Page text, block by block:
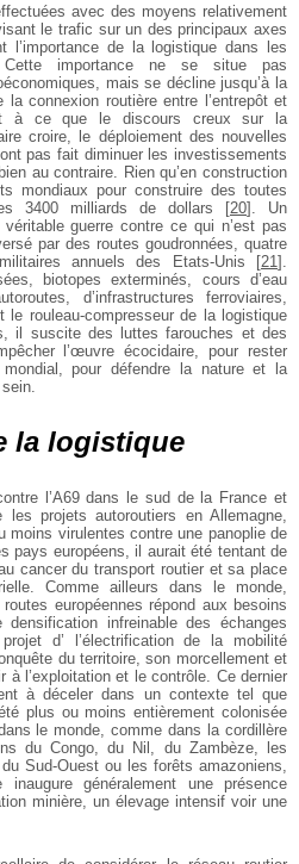
avec des moyens relativement
le trafic sur un des principaux axes
l’importance de la logistique dans les
Cette importance ne se situe pas
mais se décline jusqu’à la
la connexion routière entre l’entrepôt et
à ce que le discours creux sur la
croire, le déploiement des nouvelles
pas fait diminuer les investissements
au contraire. Rien qu’en construction
mondiaux pour construire des toutes
3400 milliards de dollars [20]
. Un
guerre contre ce qui n’est pas
par des routes goudronnées, quatre
annuels des Etats-Unis [21]
biotopes exterminés, cours d’eau
d’infrastructures ferroviaires,
le rouleau-compresseur de la logistique
il suscite des luttes farouches et des
l’œuvre écocidaire, pour rester
pour défendre la nature et la
la logistique
l’A69 dans le sud de la France et
projets autoroutiers en Allemagne,
moins virulentes contre une panoplie de
pays européens, il aurait été tentant de
cancer du transport routier et sa place
Comme ailleurs dans le monde,
européennes répond aux besoins
infreinable des échanges
d’ l’électrification de la mobilité
du territoire, son morcellement et
à l’exploitation et le contrôle. Ce dernier
à déceler dans un contexte tel que
plus ou moins entièrement colonisée
le monde, comme dans la cordillère
du Congo, du Nil, du Zambèze, les
Sud-Ouest ou les forêts amazoniens,
inaugure généralement une présence
minière, un élevage intensif voir une